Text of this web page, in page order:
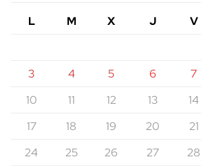
L
M X J V
3
4 5 6 7
10
11 12 13 14
17
18 19 20 21
24
25 26 27 28